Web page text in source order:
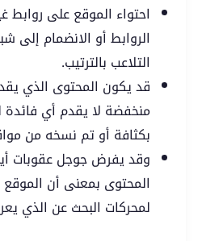
احتواء الموقع على روابط
الروابط أو الانضمام إلى
التلاعب بالترتيب.
قد يكون المحتوى الذي
منخفضة لا يقدم أي فائدة
بكثافة أو تم نسخه من
وقد يفرض جوجل عقوبات
المحتوى بمعنى أن
لمحركات البحث عن الذي